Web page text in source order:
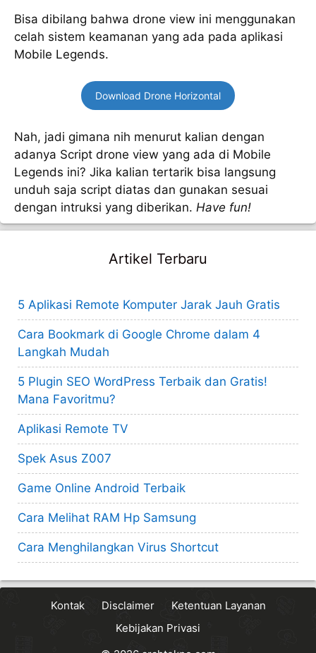
Bisa dibilang bahwa drone view ini menggunakan
celah sistem keamanan yang ada pada aplikasi
Mobile Legends.
Download Drone Horizontal
Nah, jadi gimana nih menurut kalian dengan
adanya Script drone view yang ada di Mobile
Legends ini? Jika kalian tertarik bisa langsung
unduh saja script diatas dan gunakan sesuai
dengan intruksi yang diberikan. Have fun!
Artikel Terbaru
5 Aplikasi Remote Komputer Jarak Jauh Gratis
Cara Bookmark di Google Chrome dalam 4
Langkah Mudah
5 Plugin SEO WordPress Terbaik dan Gratis!
Mana Favoritmu?
Aplikasi Remote TV
Spek Asus Z007
Game Online Android Terbaik
Cara Melihat RAM Hp Samsung
Cara Menghilangkan Virus Shortcut
Kontak Disclaimer
Ketentuan Layanan
Kebijakan Privasi